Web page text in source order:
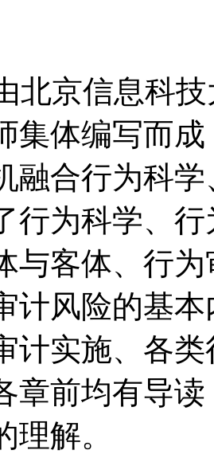
京信息科技
集体编写而
融合行为科
行为科学、
与客体、行
计风险的基
计实施、各
章前均有导
理解。